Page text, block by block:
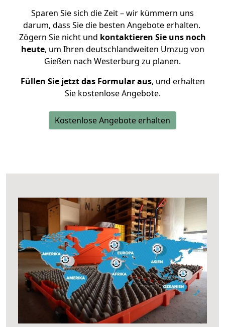
Sparen Sie sich die Zeit – wir kümmern uns
darum, dass Sie die besten Angebote erhalten.
Zögern Sie nicht und kontaktieren Sie uns noch
heute, um Ihren deutschlandweiten Umzug von
Gießen nach Westerburg zu planen.
Füllen Sie jetzt das Formular aus, und erhalten
Sie kostenlose Angebote.
Kostenlose Angebote erhalten